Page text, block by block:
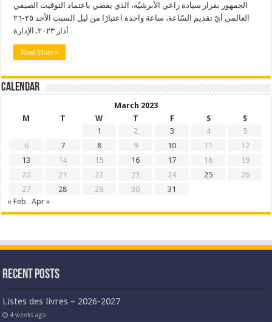
الجمهور بقرار سيادة راعي الأبرشيّة، الذي يقضي باعتماد التوقيت الصيفي
العالمي أيّ تقديم السّاعة، ساعة واحدة اعتبارًا من ليل السبت الأحد ٢٥-٢٦
أذار ٢٠٢٣. الإدارة
Read More »
Calendar
March 2023
M
T W T F S
S
1
2 3 4
5
6
7 8 9 10 11
12
13
14 15 16 17 18
19
20
21 22 23 24 25
26
27
28 29 30
31
« Feb
Apr »
Recent Posts
Listes des livres – 2026-2027
4 weeks ago